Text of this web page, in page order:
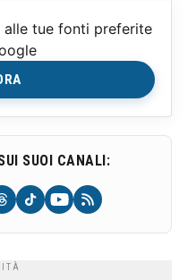
alle tue fonti preferite
SUOI CANALI: